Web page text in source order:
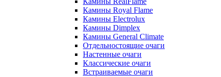
Камины Royal Flame
Камины Electrolux
Камины Dimplex
Камины General Climate
Отдельностоящие очаги
Настенные очаги
Классические очаги
Встраиваемые очаги